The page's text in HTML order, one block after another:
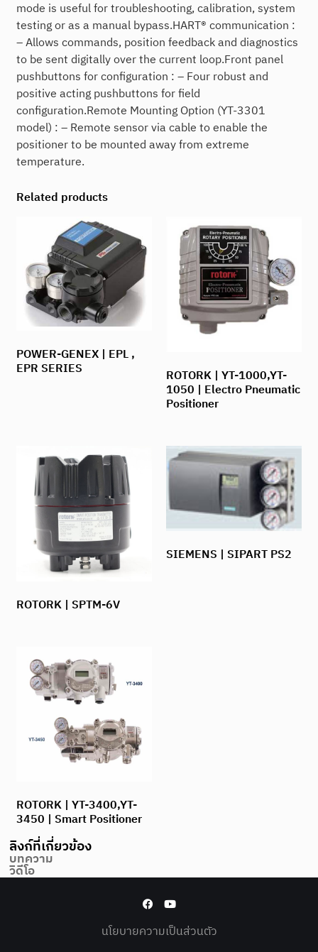
mode is useful for troubleshooting, calibration, system
testing or as a manual bypass.HART® communication :
– Allows commands, position feedback and diagnostics
to be sent digitally over the current loop.Front panel
pushbuttons for configuration : – Four robust and
positive acting pushbuttons for field
configuration.Remote Mounting Option (YT-3301
model) : – Remote sensor via cable to enable the
positioner to be mounted away from extreme
temperature.
Related products
POWER-GENEX | EPL ,
EPR SERIES ROTORK | YT-1000,YT-
1050 | Electro Pneumatic
Positioner
ROTORK | SPTM-6V
SIEMENS | SIPART PS2
ROTORK | YT-3400,YT-
3450 | Smart Positioner
ลิงก์ที่เกี่ยวข้อง
บทความ
วิดีโอ
นโยบายความเป็นส่วนตัว